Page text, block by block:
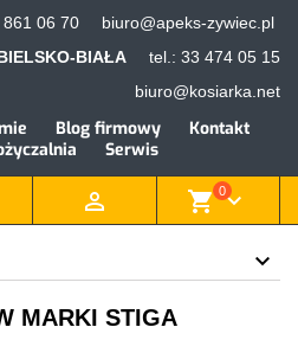
861 06 70
biuro@apeks-zywiec.pl
BIAŁA
tel.: 33 474 05 15
biuro@kosiarka.net
Blog firmowy
Kontakt
Serwis
 shopping_cart 0keyboard_arrow_down
MARKI STIGA